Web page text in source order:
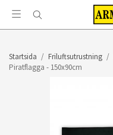
Startsida / Friluftsutrustning /
Piratflagga - 150x90cm